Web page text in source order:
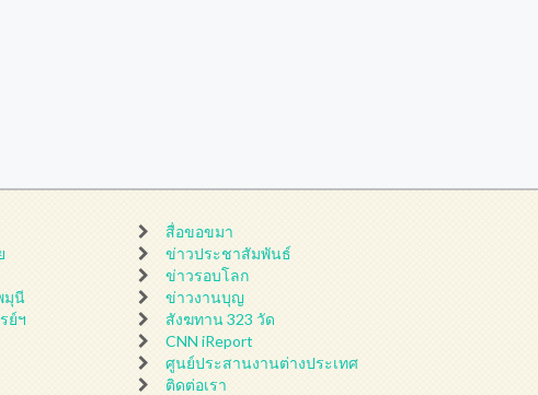
มุนี
ย์ฯ
สื่อขอขมา
ข่าวประชาสัมพันธ์
ข่าวรอบโลก
ข่าวงานบุญ
สังฆทาน 323 วัด
CNN iReport
ศูนย์ประสานงานต่างประเทศ
ติดต่อเรา